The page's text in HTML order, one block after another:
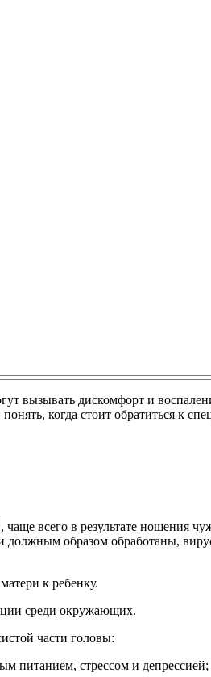
вызывать дискомфорт и
когда стоит обратиться к
всего в результате ношения
образом обработаны,
к ребенку.
среди окружающих.
части головы:
питанием, стрессом и депрессией;